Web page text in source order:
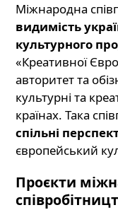
Міжнародна
видимість
культурного
«Креативної
авторитет та
культурні та
країнах. Така
спільні
європейський
Проєкти